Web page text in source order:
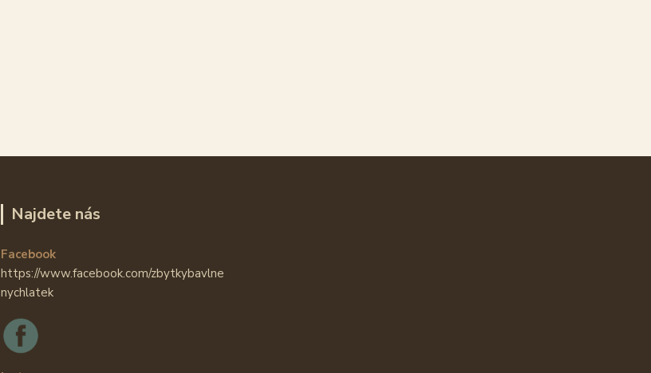
Najdete nás
Facebook
https://www.facebook.com/zbytkybavlne
nychlatek